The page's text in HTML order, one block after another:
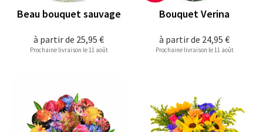
à partir de 25,95 €
Beau bouquet sauvage
Prochaine livraison le 11 août
à partir de 24,95 €
Bouquet Verina
Prochaine livraison le 11 août